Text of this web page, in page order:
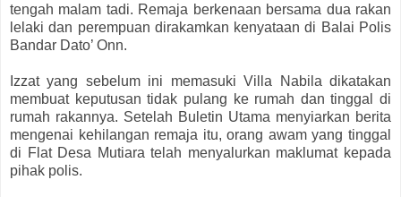
tengah malam tadi. Remaja berkenaan bersama dua rakan
lelaki dan perempuan dirakamkan kenyataan di Balai Polis
Bandar Dato’ Onn.
Izzat yang sebelum ini memasuki Villa Nabila dikatakan
membuat keputusan tidak pulang ke rumah dan tinggal di
rumah rakannya. Setelah Buletin Utama menyiarkan berita
mengenai kehilangan remaja itu, orang awam yang tinggal
di Flat Desa Mutiara telah menyalurkan maklumat kepada
pihak polis.